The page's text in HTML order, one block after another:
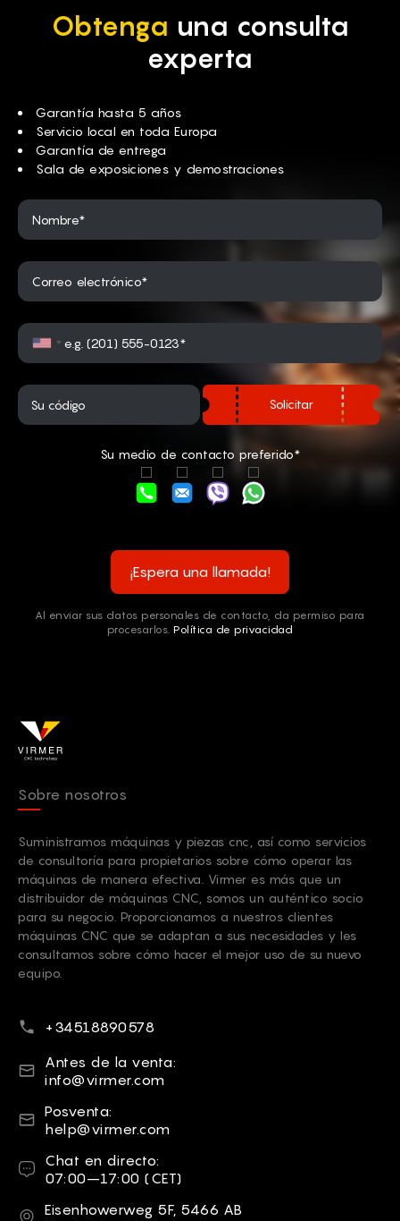
Obtenga una consulta
experta
Garantía hasta 5 años
Servicio local en toda Europa
Garantía de entrega
Sala de exposiciones y demostraciones
Nombre*
Correo electrónico*
Solicitar
Su medio de contacto preferido*
¡Espera una llamada!
Al enviar sus datos personales de contacto, da permiso para
procesarlos.Política de privacidad
Sobre nosotros
Suministramos máquinas y piezas cnc, así como servicios
de consultoría para propietarios sobre cómo operar las
máquinas de manera efectiva. Virmer es más que un
distribuidor de máquinas CNC, somos un auténtico socio
para su negocio. Proporcionamos a nuestros clientes
máquinas CNC que se adaptan a sus necesidades y les
consultamos sobre cómo hacer el mejor uso de su nuevo
equipo.
Número de teléfono
+34518890578
Correo electrónico
Antes de la venta:
info@virmer.com
Correo electrónico
Posventa:
help@virmer.com
Chat en directo
Chat en directo:
07:00–17:00 (CET)
Dirección
Eisenhowerweg 5F, 5466 AB